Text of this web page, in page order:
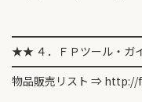
★★ ４．ＦＰツール・ガ
物品販売リスト ⇒